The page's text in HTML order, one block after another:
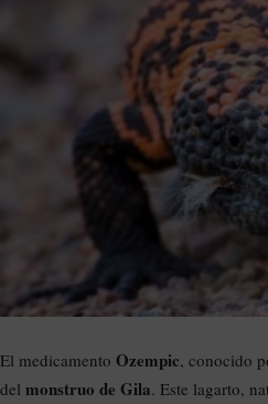
El medicamento Ozempic, conocido
del monstruo de Gila. Este lagarto,